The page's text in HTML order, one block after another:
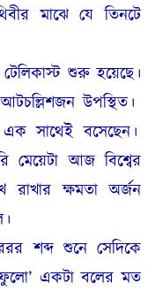
মাঝে যে তিনটে
শুরু হয়েছে।
উপস্থিত।
সাথেই বসেছেন।
মেয়েটা আজ বিশ্বের
রাখার ক্ষমতা অর্জন
শব্দ শুনে সেদিকে
একটা বলের মত